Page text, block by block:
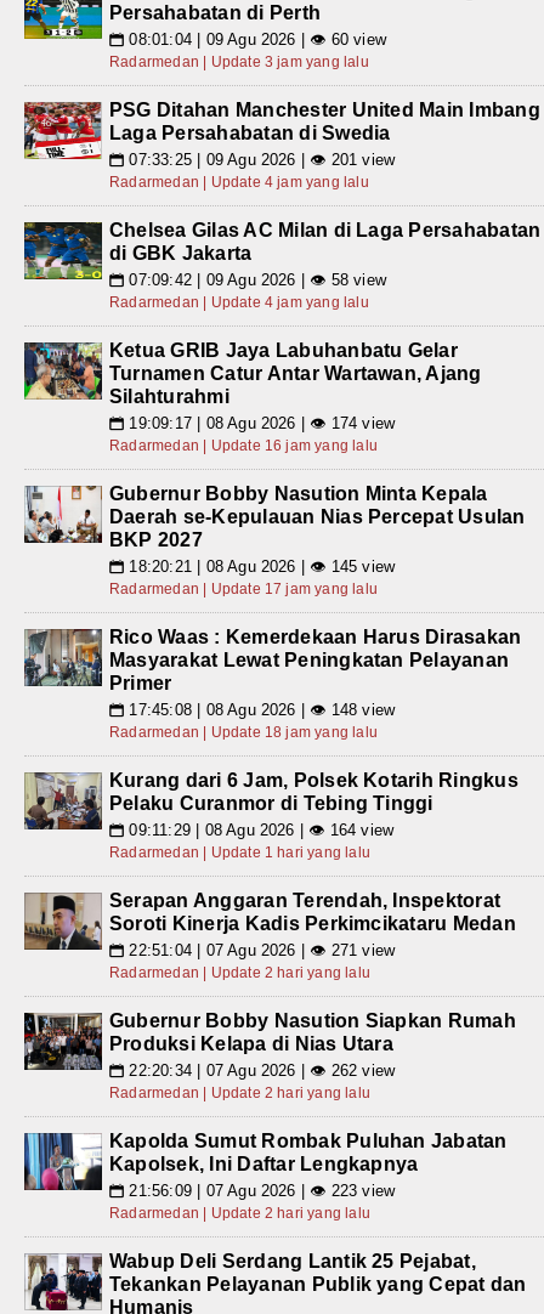
Persahabatan di Perth
📅 08:01:04 | 09 Agu 2026 | 👁 60 view
Radarmedan | Update 3 jam yang lalu
PSG Ditahan Manchester United Main Imbang
Laga Persahabatan di Swedia
📅 07:33:25 | 09 Agu 2026 | 👁 201 view
Radarmedan | Update 4 jam yang lalu
Chelsea Gilas AC Milan di Laga Persahabatan
di GBK Jakarta
📅 07:09:42 | 09 Agu 2026 | 👁 58 view
Radarmedan | Update 4 jam yang lalu
Ketua GRIB Jaya Labuhanbatu Gelar
Turnamen Catur Antar Wartawan, Ajang
Silahturahmi
📅 19:09:17 | 08 Agu 2026 | 👁 174 view
Radarmedan | Update 16 jam yang lalu
Gubernur Bobby Nasution Minta Kepala
Daerah se-Kepulauan Nias Percepat Usulan
BKP 2027
📅 18:20:21 | 08 Agu 2026 | 👁 145 view
Radarmedan | Update 17 jam yang lalu
Rico Waas : Kemerdekaan Harus Dirasakan
Masyarakat Lewat Peningkatan Pelayanan
Primer
📅 17:45:08 | 08 Agu 2026 | 👁 148 view
Radarmedan | Update 18 jam yang lalu
Kurang dari 6 Jam, Polsek Kotarih Ringkus
Pelaku Curanmor di Tebing Tinggi
📅 09:11:29 | 08 Agu 2026 | 👁 164 view
Radarmedan | Update 1 hari yang lalu
Serapan Anggaran Terendah, Inspektorat
Soroti Kinerja Kadis Perkimcikataru Medan
📅 22:51:04 | 07 Agu 2026 | 👁 271 view
Radarmedan | Update 2 hari yang lalu
Gubernur Bobby Nasution Siapkan Rumah
Produksi Kelapa di Nias Utara
📅 22:20:34 | 07 Agu 2026 | 👁 262 view
Radarmedan | Update 2 hari yang lalu
Kapolda Sumut Rombak Puluhan Jabatan
Kapolsek, Ini Daftar Lengkapnya
📅 21:56:09 | 07 Agu 2026 | 👁 223 view
Radarmedan | Update 2 hari yang lalu
Wabup Deli Serdang Lantik 25 Pejabat,
Tekankan Pelayanan Publik yang Cepat dan
Humanis